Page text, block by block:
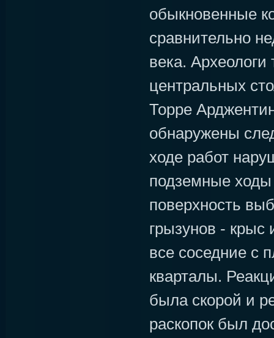
обыкновенные
сравнительно
века. Археологи
центральных
Торре
обнаружены
ходе работ
подземные
поверхность
грызунов -
все соседние с
кварталы.
была скорой и
раскопок был